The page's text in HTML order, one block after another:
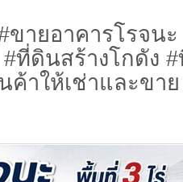
ายอาคารโรจน
ที่ดินสร้างโกดัง
าให้เช่าและขา